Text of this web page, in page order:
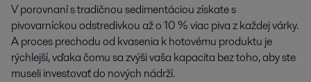
V porovnaní s tradičnou sedimentáciou získate s
pivovarníckou odstredivkou až o 10 % viac piva z každej várky.
A proces prechodu od kvasenia k hotovému produktu je
rýchlejší, vďaka čomu sa zvýši vaša kapacita bez toho, aby ste
museli investovať do nových nádrží.